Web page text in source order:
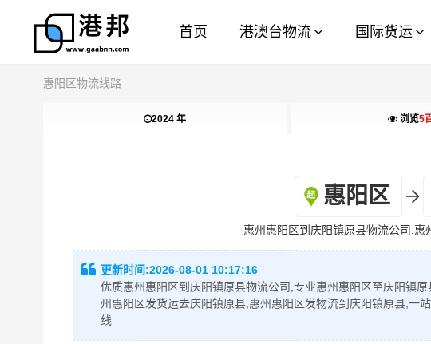
首页 港澳台物流 国际货运
惠阳区物流线路
2024 年 浏览5
惠阳区
惠州惠阳区到庆阳镇原县物流公司,惠
更新时间:2026-08-01 10:17:16
优质惠州惠阳区到庆阳镇原县物流公司,专业惠州惠阳区至庆阳镇
州惠阳区发货运去庆阳镇原县,惠州惠阳区发物流到庆阳镇原县,一
线